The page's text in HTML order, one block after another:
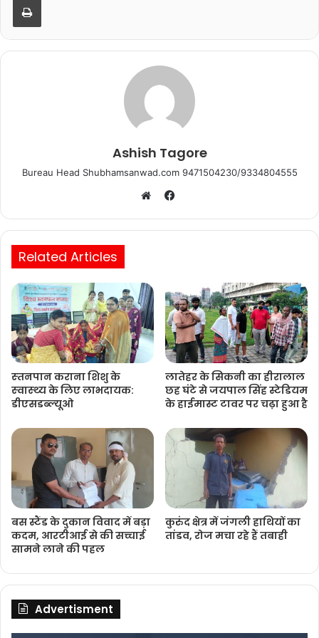
o
o
p
Ashish Tagore
Bureau Head Shubhamsanwad.com 9471504230/9334804555
Facebook
Related Articles
स्‍तनपान कराना शिशु के
स्‍वास्‍थ्‍य के लिए लाभदायक:
डीएसडब्‍ल्‍यूओ
लातेहर के सिकनी का हीरालाल
छह घंटे से जयपाल सिंह स्टेडियम
के हाईमास्ट टावर पर चढ़ा हुआ है
बस स्टैंड के दुकान विवाद में बड़ा
कदम, आरटीआई से की सच्चाई
सामने लाने की पहल
कुरुंद क्षेत्र में जंगली हाथियों का
तांडव, रोज मचा रहे हैं तबाही
Advertisment